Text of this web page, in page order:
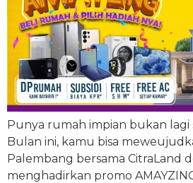
Punya rumah impian bukan lagi
Bulan ini, kamu bisa
Palembang bersama CitraLand
menghadirkan promo